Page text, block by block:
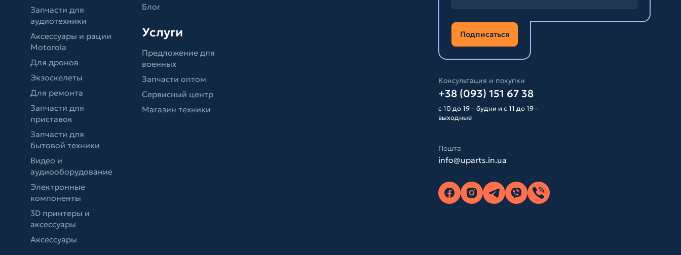
Запчасти для
аудиотехники
Аксессуары и рации
Motorola
Для дронов
Экзоскелеты
Для ремонта
Запчасти для
приставок
Запчасти для
бытовой техники
Видео и
аудиооборудование
Электронные
компоненты
3D принтеры и
аксессуары
Аксессуары
Блог
Услуги
Предложение для
военных
Запчасти оптом
Сервисный центр
Магазин техники
Подписаться
Консультация и покупки
+38 (093) 151 67 38
с 10 до 19 – будни и с 11 до 19 –
выходные
Пошта
info@uparts.in.ua